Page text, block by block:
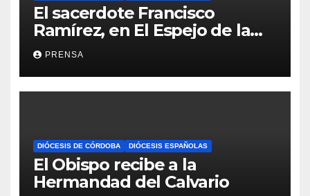
El sacerdote Francisco
Ramírez, en El Espejo de la
Iglesia
PRENSA
DIÓCESIS DE CÓRDOBA DIÓCESIS ESPAÑOLAS
El Obispo recibe a la
Hermandad del Calvario